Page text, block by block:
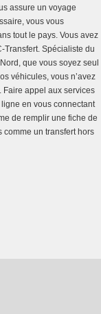
assure un voyage
vous vous
tout le pays. Vous avez
Transfert. Spécialiste du
que vous soyez seul
véhicules, vous n’avez
Faire appel aux services
en vous connectant
de remplir une fiche de
comme un transfert hors